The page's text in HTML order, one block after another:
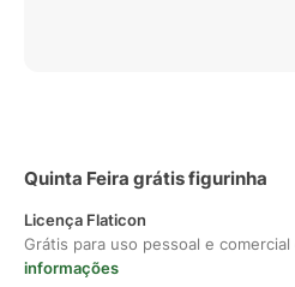
Quinta Feira grátis figurinha
Licença Flaticon
Grátis para uso pessoal e
informações